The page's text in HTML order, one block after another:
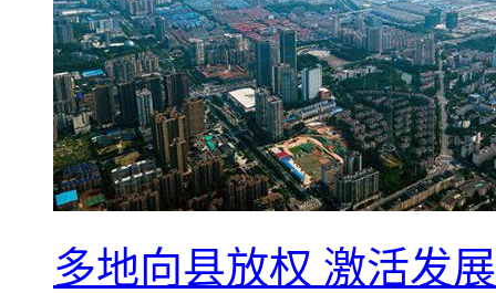
多地向县放权 激活发